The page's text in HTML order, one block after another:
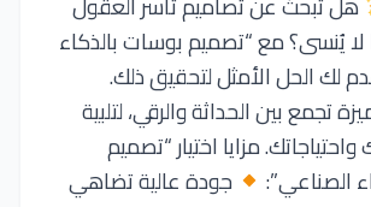
لا يُنسى؟ مع “تصميم بوسات بالذكاء
لك الحل الأمثل لتحقيق ذلك.
تجمع بين الحداثة والرقي، لتلبية
مزايا اختيار “تصميم
الصناعي”:
جودة عالية تضاهي